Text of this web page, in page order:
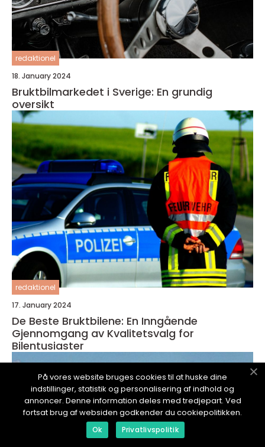
redaktionel
18. January 2024
Bruktbilmarkedet i Sverige: En grundig
oversikt
redaktionel
17. January 2024
De Beste Bruktbilene: En Inngående
Gjennomgang av Kvalitetsvalg for
Bilentusiaster
På vores website bruges cookies til at huske dine
indstillinger, statistik og personalisering af indhold og
annoncer. Denne information deles med tredjepart. Ved
fortsat brug af websiden godkender du cookiepolitikken.
Ok Privatlivspolitik